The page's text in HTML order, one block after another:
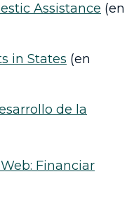
Assistance (en
in States (en
de la
Financiar